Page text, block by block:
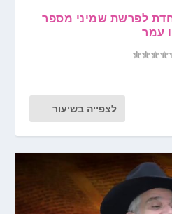
לפרשת שמיני מספר
עמר
לצפייה בשיעור